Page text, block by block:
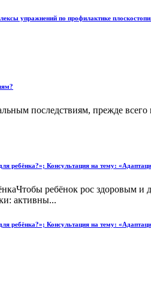
упражнений по профилактике
последствиям, прежде всего
ребёнка?»; Консультация на тему:
ребёнок рос здоровым
активны...
ребёнка?»; Консультация на тему: